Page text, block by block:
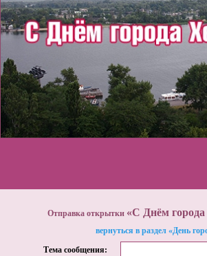
Отправка открытки «С Днём города
вернуться в раздел «День
Тема сообщения: